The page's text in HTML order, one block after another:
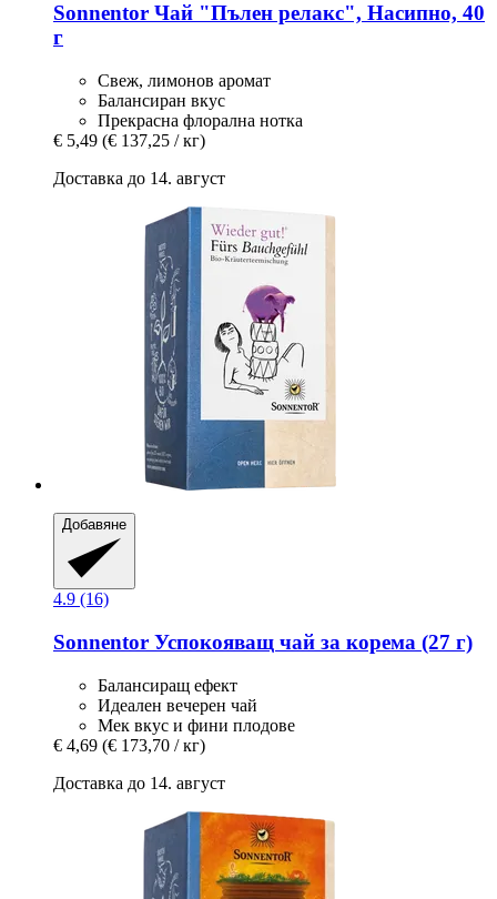
Sonnentor Чай "Пълен релакс", Насипно, 40
г
Свеж, лимонов аромат
Балансиран вкус
Прекрасна флорална нотка
€ 5,49 (€ 137,25 / кг)
Доставка до 14. август
Добавяне
4.9 (16)
Sonnentor Успокояващ чай за корема (27 г)
Балансиращ ефект
Идеален вечерен чай
Мек вкус и фини плодове
€ 4,69 (€ 173,70 / кг)
Доставка до 14. август